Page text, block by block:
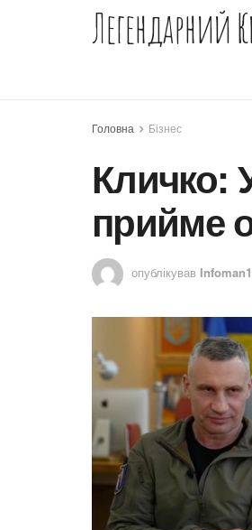
Легендарний
Головна Бізнес
Кличко:
прийме
опублікував Infoman1